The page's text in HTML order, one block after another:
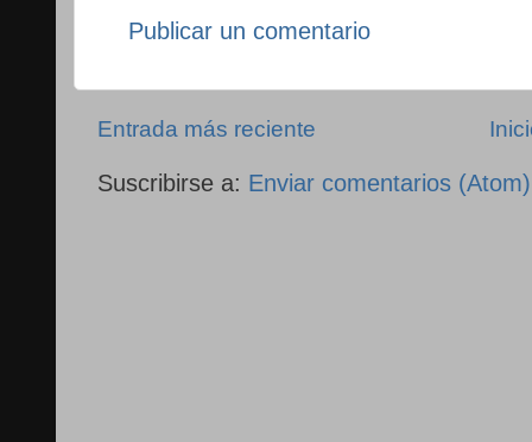
Publicar un comentario
Entrada más reciente
Suscribirse a: Enviar comentarios (Atom)